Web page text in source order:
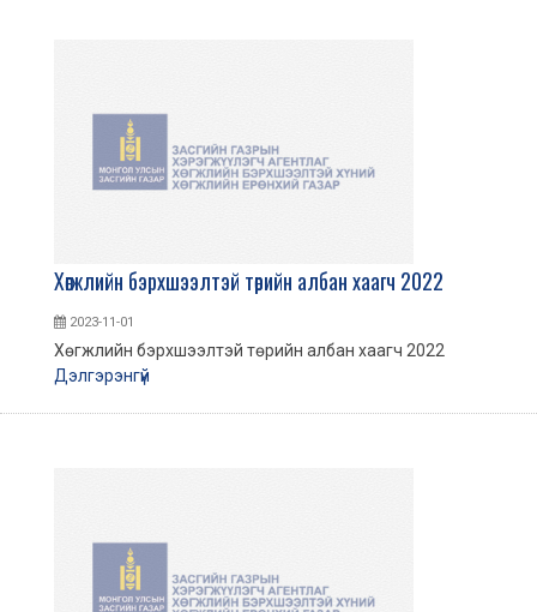
Хөгжлийн бэрхшээлтэй төрийн албан хаагч 2022
2023-11-01
Хөгжлийн бэрхшээлтэй төрийн албан хаагч 2022
Дэлгэрэнгүй